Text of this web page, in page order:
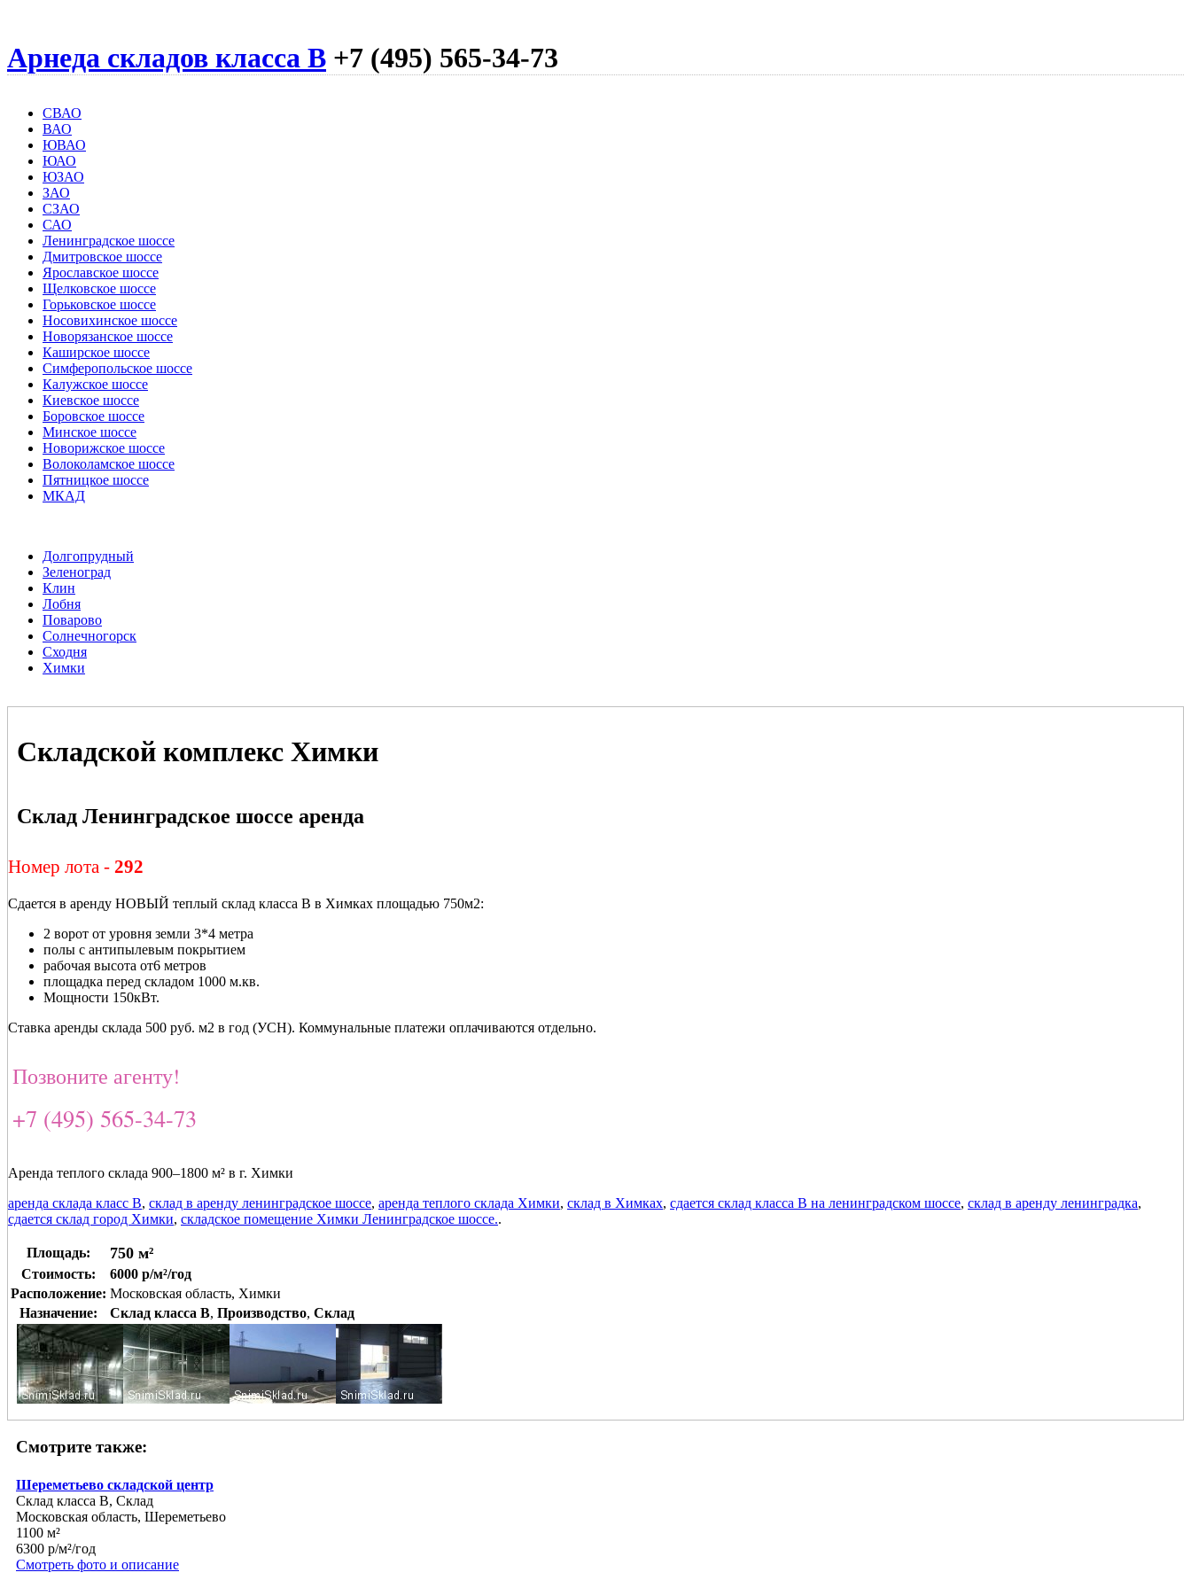
Арнеда складов класса B +7 (495) 565-34-73
СВАО
ВАО
ЮВАО
ЮАО
ЮЗАО
ЗАО
СЗАО
САО
Ленинградское шоссе
Дмитровское шоссе
Ярославское шоссе
Щелковское шоссе
Горьковское шоссе
Носовихинское шоссе
Новорязанское шоссе
Каширское шоссе
Симферопольское шоссе
Калужское шоссе
Киевское шоссе
Боровское шоссе
Минское шоссе
Новорижское шоссе
Волоколамское шоссе
Пятницкое шоссе
МКАД
Долгопрудный
Зеленоград
Клин
Лобня
Поварово
Солнечногорск
Сходня
Химки
Складской комплекс Химки
Склад Ленинградское шоссе аренда
Номер лота - 292
Сдается в аренду НОВЫЙ теплый склад класса В в Химках площадью 750м2:
2 ворот от уровня земли 3*4 метра
полы с антипылевым покрытием
рабочая высота от6 метров
площадка перед складом 1000 м.кв.
Мощности 150кВт.
Ставка аренды склада 500 руб. м2 в год (УСН). Коммунальные платежи оплачиваются отдельно.
Позвоните агенту!
+7 (495) 565-34-73
Аренда теплого склада 900–1800 м² в г. Химки
аренда склада класс В, склад в аренду ленинградское шоссе, аренда теплого склада Химки, склад в Химках, сдается склад класса В на ленинградском шоссе, склад в аренду ленинградка,
сдается склад город Химки, складское помещение Химки Ленинградское шоссе..
Площадь: 750 м²
Стоимость:
6000 р/м²/год
Расположение: Московская область, Химки
Назначение:
Склад класса B, Производство, Склад
Смотрите также:
Шереметьево складской центр
Склад класса B, Склад
Московская область, Шереметьево
1100 м²
6300 р/м²/год
Смотреть фото и описание